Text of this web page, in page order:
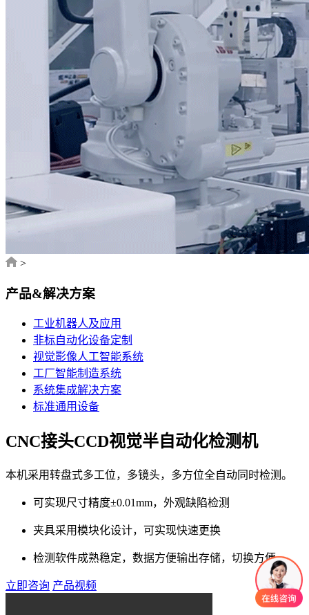
>
产品&解决方案
工业机器人及应用
非标自动化设备定制
视觉影像人工智能系统
工厂智能制造系统
系统集成解决方案
标准通用设备
CNC接头CCD视觉半自动化检测机
本机采用转盘式多工位，多镜头，多方位全自动同时检测。
可实现尺寸精度±0.01mm，外观缺陷检测
夹具采用模块化设计，可实现快速更换
检测软件成熟稳定，数据方便输出存储，切换方便
立即咨询 产品视频